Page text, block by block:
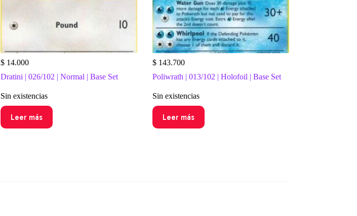
$14.000
Dratini | 026/102 | Normal | Base Set
Sin existencias
Leer más
$143.700
Poliwrath | 013/102 | Holofoil | Base Set
Sin existencias
Leer más